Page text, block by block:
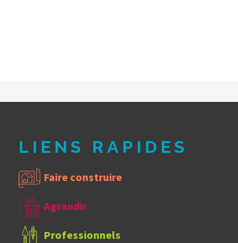
LIENS RAPIDES
Faire construire
Agrandir
Professionnels